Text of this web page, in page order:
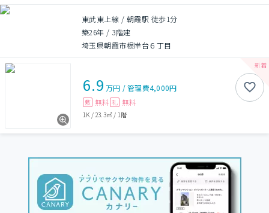
東武東上線 / 朝霞駅 徒歩1分
築26年 / 3階建
埼玉県朝霞市根岸台６丁目
6.9 万円 /管理費4,000円
敷 無料 礼 無料
1K / 23.3㎡ / 1階